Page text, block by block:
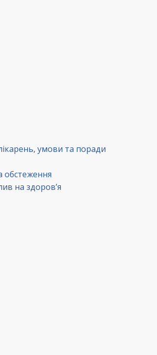
умови та поради
обстеження
на здоров’я